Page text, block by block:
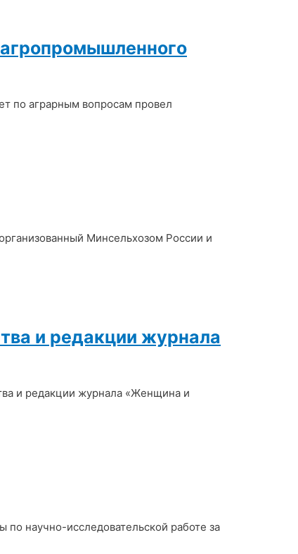
по аграрным вопросам провел
Минсельхозом России и
и редакции журнала
и редакции журнала «Женщина и
научно-исследовательской работе за